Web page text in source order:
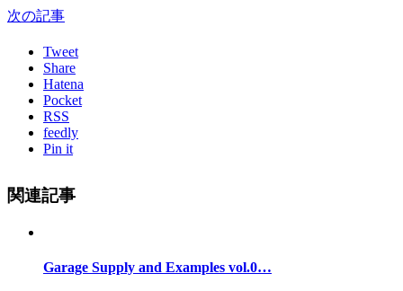
次の記事
Tweet
Share
Hatena
Pocket
RSS
feedly
Pin it
関連記事
Garage Supply and Examples vol.0…